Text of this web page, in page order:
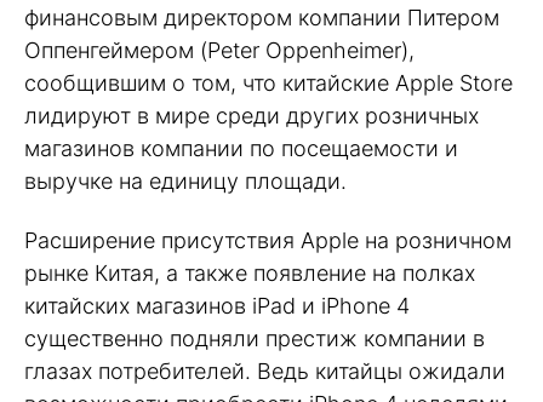
финансовым директором компании Питером
Оппенгеймером (Peter Oppenheimer),
сообщившим о том, что китайские Apple Store
лидируют в мире среди других розничных
магазинов компании по посещаемости и
выручке на единицу площади.
Расширение присутствия Apple на розничном
рынке Китая, а также появление на полках
китайских магазинов iPad и iPhone 4
существенно подняли престиж компании в
глазах потребителей. Ведь китайцы ожидали